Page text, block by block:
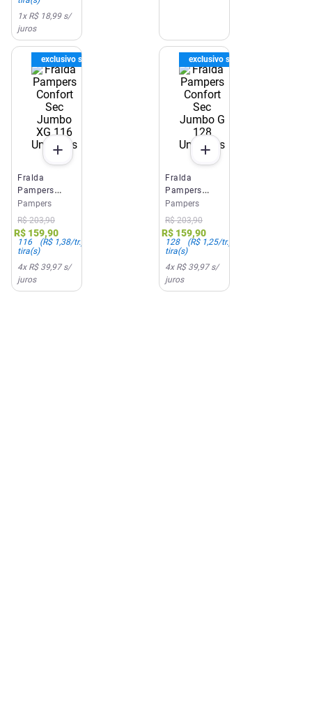
1x R$ 18,99s/
juros
exclusivo site e app
Fralda
Pampers
Confort Sec
Jumbo XG
116 Unidades
Pampers
R$ 203,90
R$ 159,90
116
tira(s)
(R$ 1,38/tr.)
4x R$ 39,97s/
juros
exclusivo site e app
Fralda
Pampers
Confort Sec
Jumbo G 128
Unidades
Pampers
R$ 203,90
R$ 159,90
128
tira(s)
(R$ 1,25/tr.)
4x R$ 39,97s/
juros